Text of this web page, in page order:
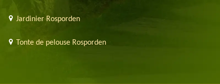
Jardinier Rosporden
Tonte de pelouse Rosporden